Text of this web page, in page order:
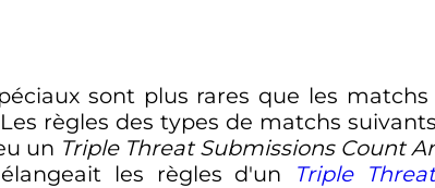
sont plus rares que les matchs
règles des types de matchs
un Triple Threat Submissions Count
les règles d'un Triple